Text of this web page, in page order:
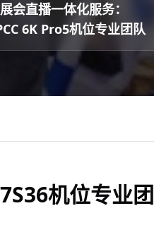
会直播一体化服务：
6K Pro5机位专业团队
机位专业团